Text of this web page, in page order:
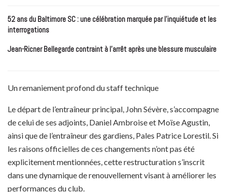
52 ans du Baltimore SC : une célébration marquée par l’inquiétude et les
interrogations
Jean-Ricner Bellegarde contraint à l’arrêt après une blessure musculaire
Un remaniement profond du staff technique
Le départ de l’entraîneur principal, John Sévère, s’accompagne
de celui de ses adjoints, Daniel Ambroise et Moïse Agustin,
ainsi que de l’entraîneur des gardiens, Pales Patrice Lorestil. Si
les raisons officielles de ces changements n’ont pas été
explicitement mentionnées, cette restructuration s’inscrit
dans une dynamique de renouvellement visant à améliorer les
performances du club.